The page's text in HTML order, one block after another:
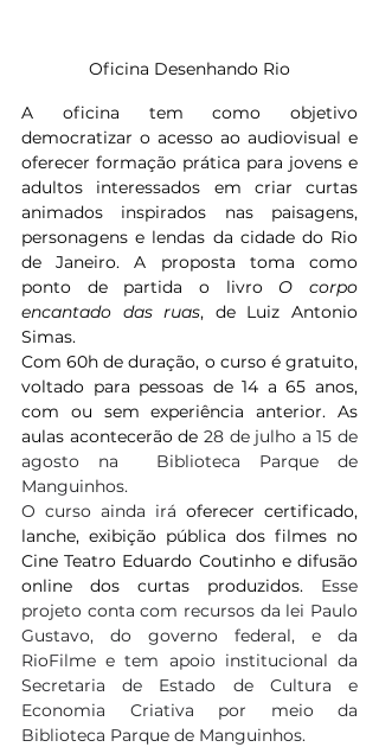
Oficina Desenhando Rio
A oficina tem como objetivo
democratizar o acesso ao audiovisual e
oferecer formação prática para jovens e
adultos interessados em criar curtas
animados inspirados nas paisagens,
personagens e lendas da cidade do Rio
de Janeiro. A proposta toma como
ponto de partida o livro O corpo
encantado das ruas, de Luiz Antonio
Simas.
Com 60h de duração, o curso é gratuito,
voltado para pessoas de 14 a 65 anos,
com ou sem experiência anterior. As
aulas acontecerão de 28 de julho a 15 de
agosto
na  Biblioteca Parque de
Manguinhos.
O curso ainda irá oferecer certificado,
lanche, exibição pública dos filmes no
Cine Teatro Eduardo Coutinho e difusão
online dos curtas produzidos. Esse
projeto conta com recursos da lei Paulo
Gustavo, do governo federal, e da
RioFilme e tem apoio institucional da
Secretaria de Estado de Cultura e
Economia Criativa por meio da
Biblioteca Parque de Manguinhos.